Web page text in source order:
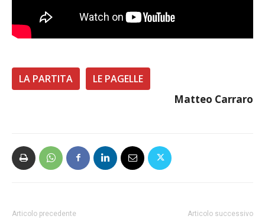
LA PARTITA LE PAGELLE
Matteo Carraro
Articolo precedente Articolo successivo